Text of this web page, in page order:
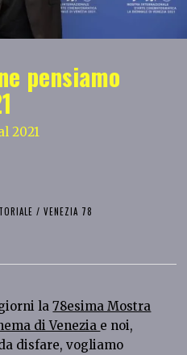
pensiamo
2021
/ VENEZIA 78
la78esima Mostra
di Venezia e noi,
disfare, vogliamo